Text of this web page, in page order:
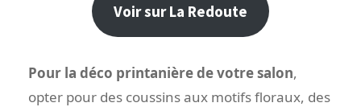
Voir sur La Redoute
Pour la déco printanière de votre salon,
opter pour des coussins aux motifs floraux, des